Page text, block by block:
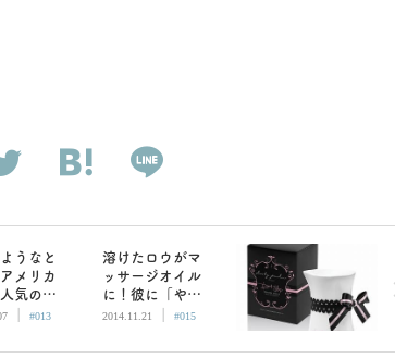
うなと
メリカ
気のロ
| #013
溶けたロウがマ
ッサージオイル
に！彼に「やめ
ないで…」と懇
SMプレイ
2014.11.21 | #015